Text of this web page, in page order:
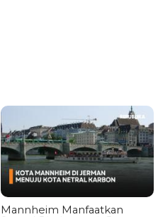
Mannheim Manfaatkan